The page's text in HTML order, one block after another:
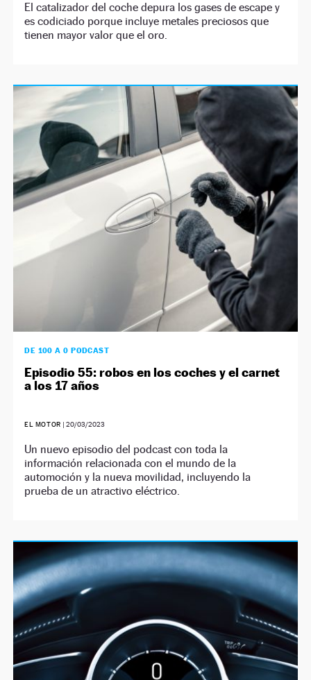
El catalizador del coche depura los gases de escape y
es codiciado porque incluye metales preciosos que
tienen mayor valor que el oro.
DE 100 A 0 PODCAST
Episodio 55: robos en los coches y el carnet
a los 17 años
EL MOTOR | 20/03/2023
Un nuevo episodio del podcast con toda la
información relacionada con el mundo de la
automoción y la nueva movilidad, incluyendo la
prueba de un atractivo eléctrico.